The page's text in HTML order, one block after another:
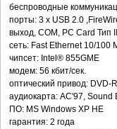
беспроводные
порты: 3 x USB 2.0
выход, COM, PC Card Тип
сеть: Fast Ethernet 10/100
чипсет: Intel® 855GME
модем: 56 кбит/сек.
оптический привод: DVD-
аудиокарта: AC'97, Sound
ПО: MS Windows XP HE
гарантия: 2 года